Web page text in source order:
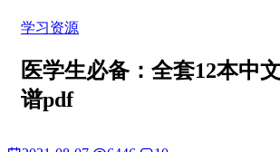
学习资源
医学生必备：全套12本中
谱pdf